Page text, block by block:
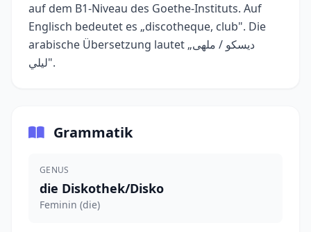
auf dem B1-Niveau des Goethe-Instituts. Auf
Englisch bedeutet es „discotheque, club". Die
arabische Übersetzung lautet „ديسكو / ملهى
ليلي".
Grammatik
GENUS
die Diskothek/Disko
Feminin (die)